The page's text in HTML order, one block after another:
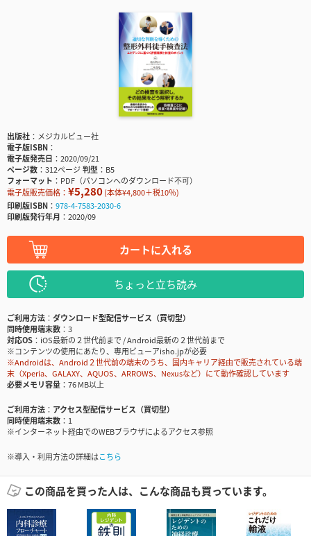
出版社
メジカルビュー社
電子版ISBN
電子版発売日
2020/09/21
ページ数
312ページ判型
B5
フォーマット
PDF（パソコンへのダウンロード不可）
電子版販売価格： ¥5,280(本体¥4,800＋税10％)
印刷版ISBN
978-4-7583-2030-6
印刷版発行年月
2020/09
カートに入れる
ちょっと立ち読み
ご利用方法
ダウンロード型配信サービス（買切型）
同時使用端末数
3
対応OS
iOS最新の２世代前まで / Android最新の２世代前まで
※コンテンツの使用にあたり、専用ビューアisho.jpが必要
※Androidは、Android２世代前の端末のうち、国内キャリア経由で販売されている端
末（Xperia、GALAXY、AQUOS、ARROWS、Nexusなど）にて動作確認しています
必要メモリ容量
76 MB以上
ご利用方法
アクセス型配信サービス（買切型）
同時使用端末数
1
※インターネット経由でのWEBブラウザによるアクセス参照
※導入・利用方法の詳細はこちら
この商品を買った人は、こんな商品も買っています。